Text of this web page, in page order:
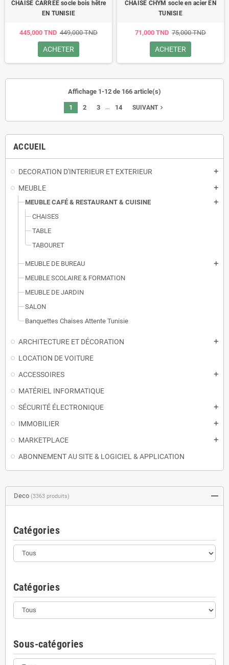
ACCUEIL
DECORATION D'INTERIEUR ET EXTERIEUR add
MEUBLE add
MEUBLE CAFÉ & RESTAURANT & CUISINE add
CHAISES
TABLE
TABOURET
MEUBLE DE BUREAU add
MEUBLE SCOLAIRE & FORMATION
MEUBLE DE JARDIN
SALON
Banquettes Chaises Attente Tunisie
ARCHITECTURE ET DÉCORATION add
LOCATION DE VOITURE
ACCESSOIRES
add
MATÉRIEL INFORMATIQUE
SÉCURITÉ ÉLECTRONIQUE
add
IMMOBILIER add
MARKETPLACE add
ABONNEMENT AU SITE & LOGICIEL & APPLICATION
Deco (3363 produits)
Catégories
Catégories
Sous-catégories
CHAISE CARREE socle bois hêtre
EN TUNISIE
445,000 TND 449,000 TND
ACHETER
CHAISE CHYM socle en acier EN
TUNISIE
71,000 TND 75,000 TND
ACHETER
Affichage 1-12 de 166 article(s)
1 2 3 … 14 SUIVANTnavigate_next